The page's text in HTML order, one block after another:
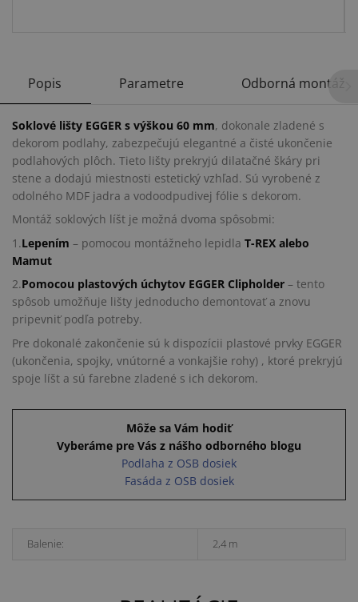
Popis Parametre Odborná montáž
Soklové lišty EGGER s výškou 60 mm, dokonale zladené s
dekorom podlahy, zabezpečujú elegantné a čisté ukončenie
podlahových plôch. Tieto lišty prekryjú dilatačné škáry pri
stene a dodajú miestnosti estetický vzhľad. Sú vyrobené z
odolného MDF jadra a vodoodpudivej fólie s dekorom.
Montáž soklových líšt je možná dvoma spôsobmi:
1.Lepením – pomocou montážneho lepidla T-REX alebo
Mamut
2.Pomocou plastových úchytov EGGER Clipholder – tento
spôsob umožňuje lišty jednoducho demontovať a znovu
pripevniť podľa potreby.
Pre dokonalé zakončenie sú k dispozícii plastové prvky EGGER
(ukončenia, spojky, vnútorné a vonkajšie rohy) , ktoré prekryjú
spoje líšt a sú farebne zladené s ich dekorom.
Môže sa Vám hodiť
Vyberáme pre Vás z nášho odborného blogu
Podlaha z OSB dosiek
Fasáda z OSB dosiek
Balenie: 2,4 m